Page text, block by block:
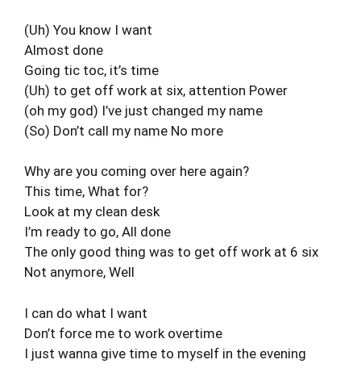
(Uh) You know I want
Almost done
Going tic toc, it’s time
(Uh) to get off work at six, attention Power
(oh my god) I’ve just changed my name
(So) Don’t call my name No more
Why are you coming over here again?
This time, What for?
Look at my clean desk
I’m ready to go, All done
The only good thing was to get off work at 6 six
Not anymore, Well
I can do what I want
Don’t force me to work overtime
I just wanna give time to myself in the evening